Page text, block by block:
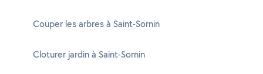
Couper les arbres à Saint-Sornin
Cloturer jardin à Saint-Sornin